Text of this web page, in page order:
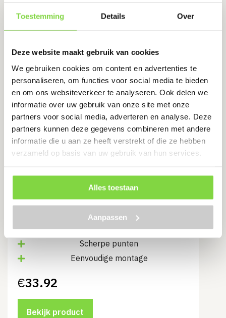
Toestemming Details Over
Deze website maakt gebruik van cookies
We gebruiken cookies om content en advertenties te
personaliseren, om functies voor social media te bieden
en om ons websiteverkeer te analyseren. Ook delen we
informatie over uw gebruik van onze site met onze
partners voor social media, adverteren en analyse. Deze
partners kunnen deze gegevens combineren met andere
informatie die u aan ze heeft verstrekt of die ze hebben
verzameld op basis van uw gebruik van hun services.
Alles toestaan
Aanpassen
Levertijd:7 werkdagen
Scherpe punten
Eenvoudige montage
€26.80
Bekijk product
Krammen 2 x 20 | verzinkt | 5
KG
Levertijd:7 werkdagen
Verzinkt staal
Scherpe punten
Eenvoudige montage
€33.92
Bekijk product